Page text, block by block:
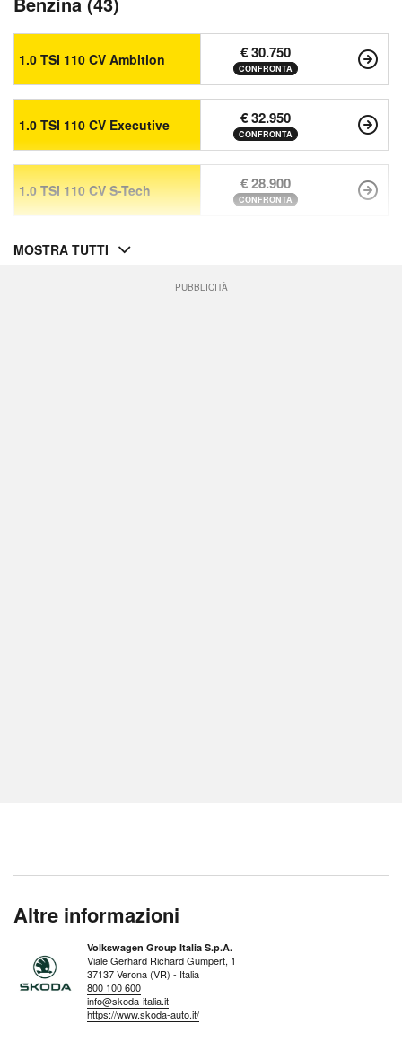
1.0 TSI 110 CV Ambition € 30.750
CONFRONTA
1.0 TSI 110 CV Executive € 32.950
CONFRONTA
1.0 TSI 110 CV S-Tech € 28.900
CONFRONTA
MOSTRA TUTTI
PUBBLICITÀ
Altre informazioni
Volkswagen Group Italia S.p.A.
Viale Gerhard Richard Gumpert, 1
37137 Verona (VR) - Italia
800 100 600
info@skoda-italia.it
https://www.skoda-auto.it/